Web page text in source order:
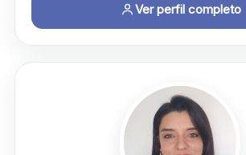
Ver perfil completo